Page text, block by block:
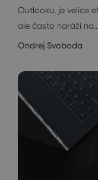
Outlooku, je velice
ale často naráží na…
Ondrej Svoboda